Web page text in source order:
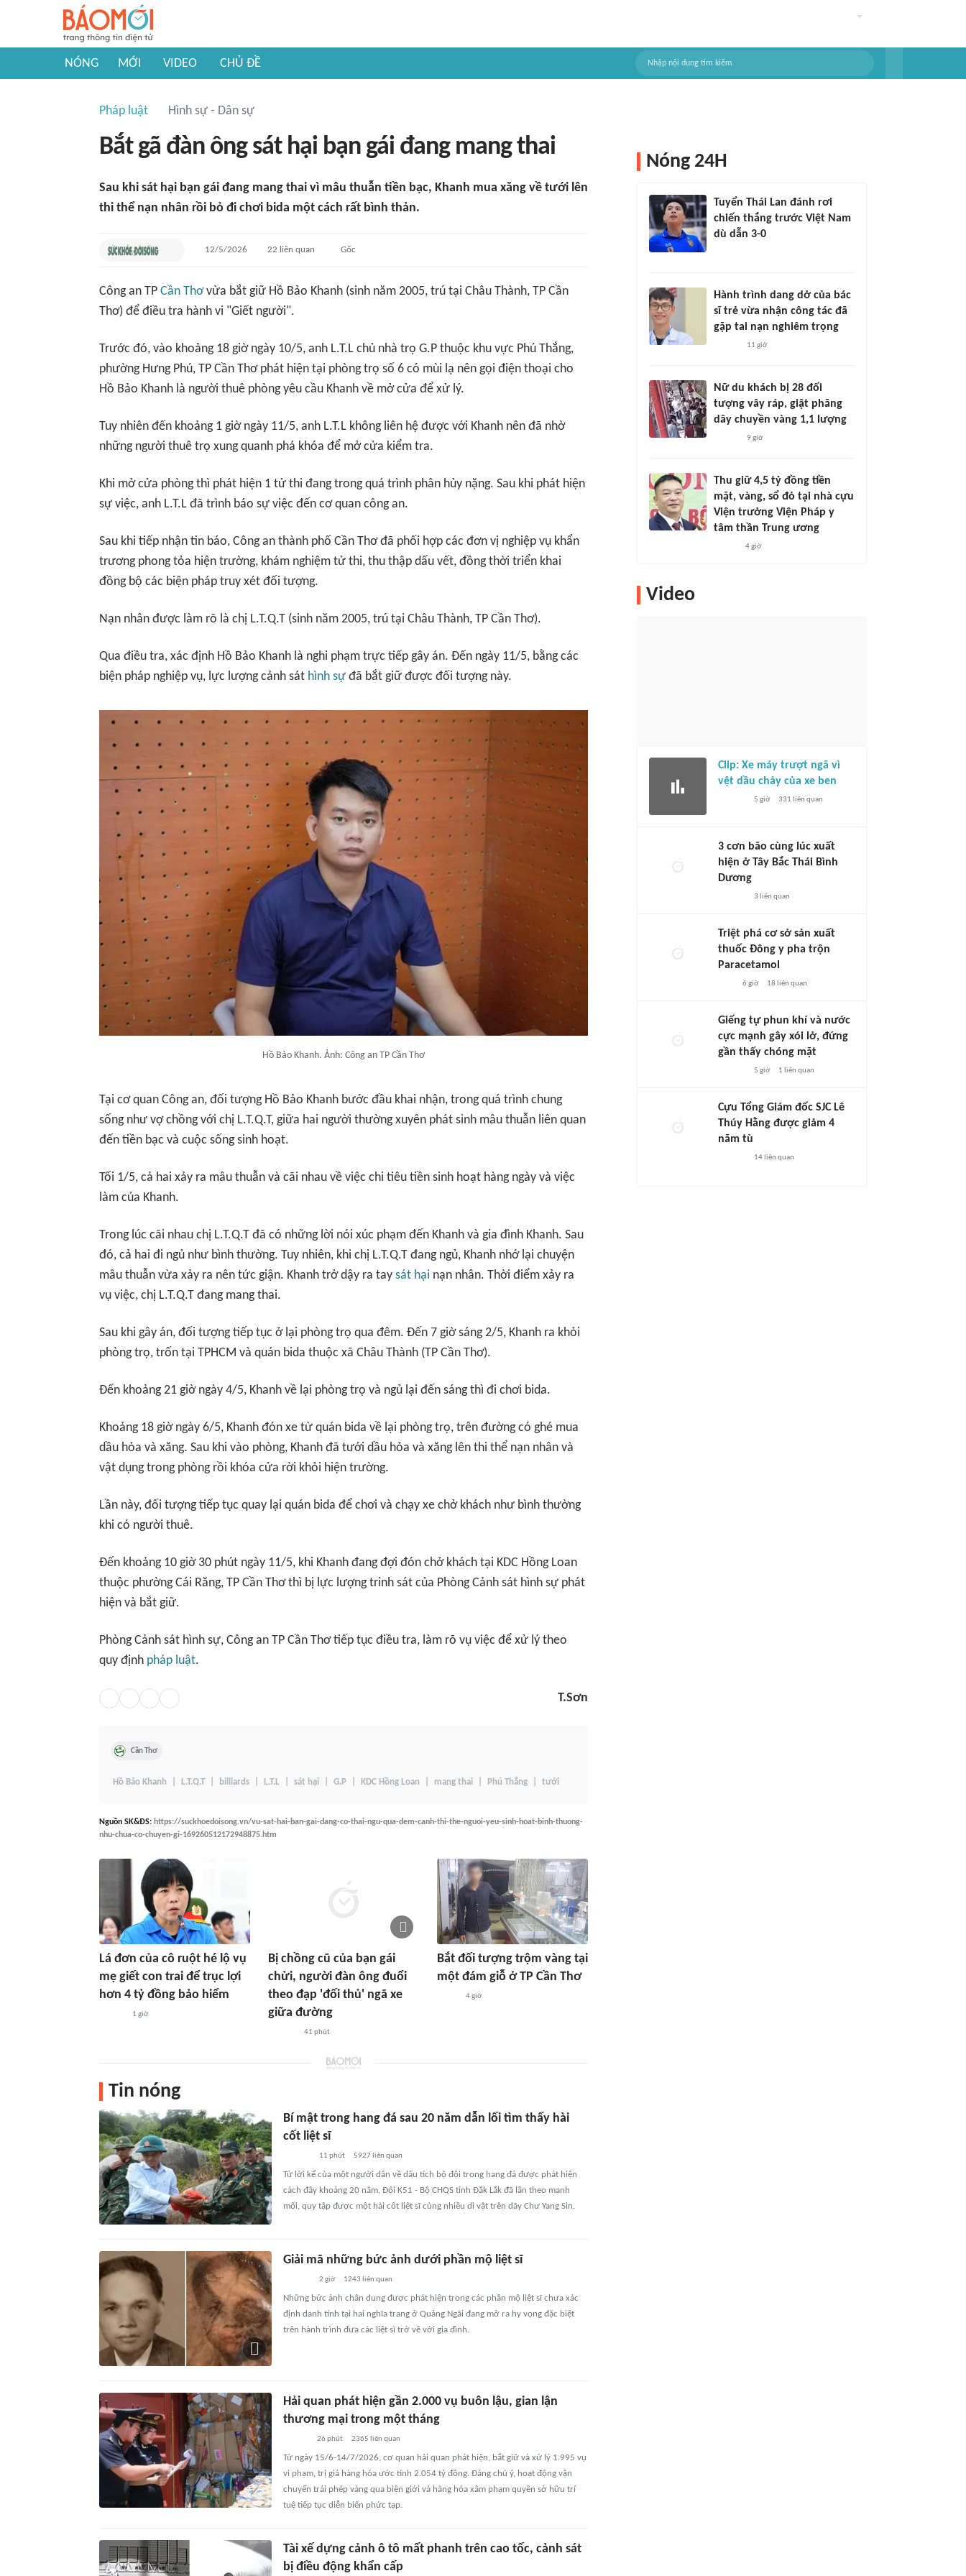
NÓNG MỚI VIDEO CHỦ ĐỀ
Pháp luật Hình sự - Dân sự
Bắt gã đàn ông sát hại bạn gái đang mang thai
Sau khi sát hại bạn gái đang mang thai vì mâu thuẫn tiền bạc, Khanh mua xăng về tưới lên
thi thể nạn nhân rồi bỏ đi chơi bida một cách rất bình thản.
12/5/2026 22 liên quan Gốc
Công an TP Cần Thơvừa bắt giữ Hồ Bảo Khanh (sinh năm 2005, trú tại Châu Thành, TP Cần
Thơ) để điều tra hành vi "Giết người".
Trước đó, vào khoảng 18 giờ ngày 10/5, anh L.T.L chủ nhà trọ G.P thuộc khu vực Phú Thắng,
phường Hưng Phú, TP Cần Thơ phát hiện tại phòng trọ số 6 có mùi lạ nên gọi điện thoại cho
Hồ Bảo Khanh là người thuê phòng yêu cầu Khanh về mở cửa để xử lý.
Tuy nhiên đến khoảng 1 giờ ngày 11/5, anh L.T.L không liên hệ được với Khanh nên đã nhờ
những người thuê trọ xung quanh phá khóa để mở cửa kiểm tra.
Khi mở cửa phòng thì phát hiện 1 tử thi đang trong quá trình phân hủy nặng. Sau khi phát hiện
sự việc, anh L.T.L đã trình báo sự việc đến cơ quan công an.
Sau khi tiếp nhận tin báo, Công an thành phố Cần Thơ đã phối hợp các đơn vị nghiệp vụ khẩn
trương phong tỏa hiện trường, khám nghiệm tử thi, thu thập dấu vết, đồng thời triển khai
đồng bộ các biện pháp truy xét đối tượng.
Nạn nhân được làm rõ là chị L.T.Q.T (sinh năm 2005, trú tại Châu Thành, TP Cần Thơ).
Qua điều tra, xác định Hồ Bảo Khanh là nghi phạm trực tiếp gây án. Đến ngày 11/5, bằng các
biện pháp nghiệp vụ, lực lượng cảnh sát hình sự đã bắt giữ được đối tượng này.
Hồ Bảo Khanh. Ảnh: Công an TP Cần Thơ
Tại cơ quan Công an, đối tượng Hồ Bảo Khanh bước đầu khai nhận, trong quá trình chung
sống như vợ chồng với chị L.T.Q.T, giữa hai người thường xuyên phát sinh mâu thuẫn liên quan
đến tiền bạc và cuộc sống sinh hoạt.
Tối 1/5, cả hai xảy ra mâu thuẫn và cãi nhau về việc chi tiêu tiền sinh hoạt hàng ngày và việc
làm của Khanh.
Trong lúc cãi nhau chị L.T.Q.T đã có những lời nói xúc phạm đến Khanh và gia đình Khanh. Sau
đó, cả hai đi ngủ như bình thường. Tuy nhiên, khi chị L.T.Q.T đang ngủ, Khanh nhớ lại chuyện
mâu thuẫn vừa xảy ra nên tức giận. Khanh trở dậy ra tay sát hại nạn nhân. Thời điểm xảy ra
vụ việc, chị L.T.Q.T đang mang thai.
Sau khi gây án, đối tượng tiếp tục ở lại phòng trọ qua đêm. Đến 7 giờ sáng 2/5, Khanh ra khỏi
phòng trọ, trốn tại TPHCM và quán bida thuộc xã Châu Thành (TP Cần Thơ).
Đến khoảng 21 giờ ngày 4/5, Khanh về lại phòng trọ và ngủ lại đến sáng thì đi chơi bida.
Khoảng 18 giờ ngày 6/5, Khanh đón xe từ quán bida về lại phòng trọ, trên đường có ghé mua
dầu hỏa và xăng. Sau khi vào phòng, Khanh đã tưới dầu hỏa và xăng lên thi thể nạn nhân và
vật dụng trong phòng rồi khóa cửa rời khỏi hiện trường.
Lần này, đối tượng tiếp tục quay lại quán bida để chơi và chạy xe chở khách như bình thường
khi có người thuê.
Đến khoảng 10 giờ 30 phút ngày 11/5, khi Khanh đang đợi đón chở khách tại KDC Hồng Loan
thuộc phường Cái Răng, TP Cần Thơ thì bị lực lượng trinh sát của Phòng Cảnh sát hình sự phát
hiện và bắt giữ.
Phòng Cảnh sát hình sự, Công an TP Cần Thơ tiếp tục điều tra, làm rõ vụ việc để xử lý theo
quy định pháp luật.
T.Sơn
Cần Thơ
Hồ Bảo Khanh L.T.Q.T billiards L.T.L sát hại G.P KDC Hồng Loan mang thai Phú Thắng tưới
Nguồn SK&ĐS: https://suckhoedoisong.vn/vu-sat-hai-ban-gai-dang-co-thai-ngu-qua-dem-canh-thi-the-nguoi-yeu-sinh-hoat-binh-thuong-
nhu-chua-co-chuyen-gi-169260512172948875.htm
Lá đơn của cô ruột hé lộ vụ
mẹ giết con trai để trục lợi
hơn 4 tỷ đồng bảo hiểm
1 giờ
Bị chồng cũ của bạn gái
chửi, người đàn ông đuổi
theo đạp 'đối thủ' ngã xe
giữa đường
41 phút
Bắt đối tượng trộm vàng tại
một đám giỗ ở TP Cần Thơ
4 giờ
Tin nóng
Bí mật trong hang đá sau 20 năm dẫn lối tìm thấy hài
cốt liệt sĩ
11 phút 5927liên quan
Từ lời kể của một người dân về dấu tích bộ đội trong hang đá được phát hiện
cách đây khoảng 20 năm, Đội K51 - Bộ CHQS tỉnh Đắk Lắk đã lần theo manh
mối, quy tập được một hài cốt liệt sĩ cùng nhiều di vật trên dãy Chư Yang Sin.
Giải mã những bức ảnh dưới phần mộ liệt sĩ
2 giờ 1243 liên quan
Những bức ảnh chân dung được phát hiện trong các phần mộ liệt sĩ chưa xác
định danh tính tại hai nghĩa trang ở Quảng Ngãi đang mở ra hy vọng đặc biệt
trên hành trình đưa các liệt sĩ trở về với gia đình.
Hải quan phát hiện gần 2.000 vụ buôn lậu, gian lận
thương mại trong một tháng
26 phút 2365 liên quan
Từ ngày 15/6-14/7/2026, cơ quan hải quan phát hiện, bắt giữ và xử lý 1.995 vụ
vi phạm, trị giá hàng hóa ước tính 2.054 tỷ đồng. Đáng chú ý, hoạt động vận
chuyển trái phép vàng qua biên giới và hàng hóa xâm phạm quyền sở hữu trí
tuệ tiếp tục diễn biến phức tạp.
Tài xế dựng cảnh ô tô mất phanh trên cao tốc, cảnh sát
bị điều động khẩn cấp
Nóng 24H
Tuyển Thái Lan đánh rơi
chiến thắng trước Việt Nam
dù dẫn 3-0
Hành trình dang dở của bác
sĩ trẻ vừa nhận công tác đã
gặp tai nạn nghiêm trọng
11 giờ
Nữ du khách bị 28 đối
tượng vây ráp, giật phăng
dây chuyền vàng 1,1 lượng
9 giờ
Thu giữ 4,5 tỷ đồng tiền
mặt, vàng, sổ đỏ tại nhà cựu
Viện trưởng Viện Pháp y
tâm thần Trung ương
4 giờ
Video
Clip: Xe máy trượt ngã vì
vệt dầu chảy của xe ben
5 giờ 331 liên quan
3 cơn bão cùng lúc xuất
hiện ở Tây Bắc Thái Bình
Dương
3 liên quan
Triệt phá cơ sở sản xuất
thuốc Đông y pha trộn
Paracetamol
6 giờ 18 liên quan
Giếng tự phun khí và nước
cực mạnh gây xói lở, đứng
gần thấy chóng mặt
5 giờ 1 liên quan
Cựu Tổng Giám đốc SJC Lê
Thúy Hằng được giảm 4
năm tù
14 liên quan